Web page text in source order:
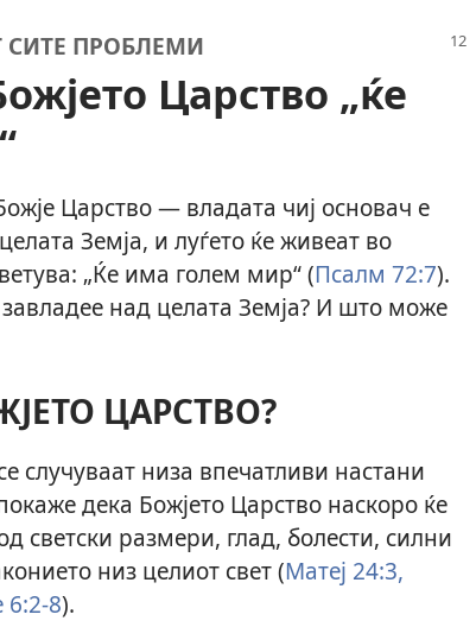
СИТЕ ПРОБЛЕМИ
Царство „ќе
Царство — владата чиј основач е
Земја, и луѓето ќе живеат во
„Ќе има голем мир“ (Псалм 72:7).
над целата Земја? И што може
ЦАРСТВО?
случуваат низа впечатливи настани
дека Божјето Царство наскоро ќе
светски размери, глад, болести, силни
низ целиот свет (Матеј 24:3,
6:2-8).